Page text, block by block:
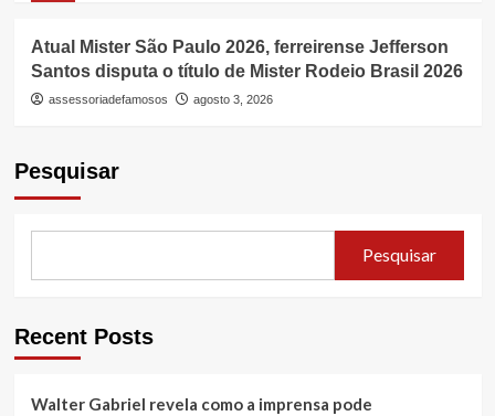
Atual Mister São Paulo 2026, ferreirense Jefferson
Santos disputa o título de Mister Rodeio Brasil 2026
assessoriadefamosos agosto 3, 2026
Pesquisar
Pesquisar
Recent Posts
Walter Gabriel revela como a imprensa pode